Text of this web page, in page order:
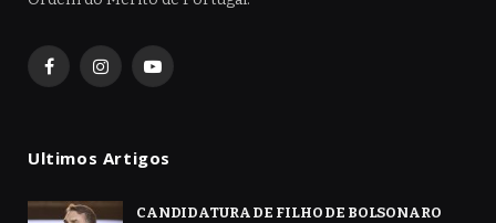
FacebookInstagramYouTube
Ultimos Artigos
CANDIDATURA DE FILHO DE BOLSONARO